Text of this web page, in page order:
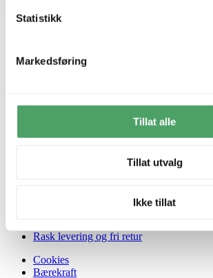
Statistikk
Markedsføring
Tillat alle
Tillat utvalg
Ikke tillat
Åpningstider kundeservice
E-post:kundeservice@lampehuset.no
Kontakt våre butikker
Rask levering og fri retur
Cookies
Bærekraft